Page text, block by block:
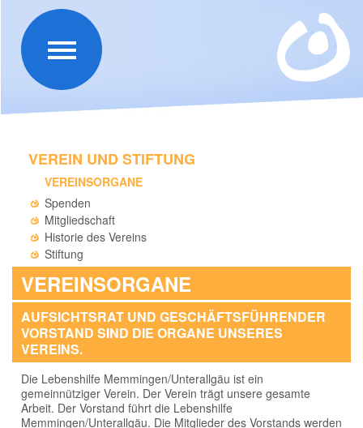
VEREIN UND STIFTUNG
VEREINSORGANE
Spenden
Mitgliedschaft
Historie des Vereins
Stiftung
VEREINSORGANE
AUFSICHTSRAT UND GESCHÄFTSFÜHRENDER
VORSTAND SIND DIE ORGANE UNSERES
VEREINS.
Die Lebenshilfe Memmingen/Unterallgäu ist ein
gemeinnütziger Verein. Der Verein trägt unsere gesamte
Arbeit. Der Vorstand führt die Lebenshilfe
Memmingen/Unterallgäu. Die Mitglieder des Vorstands werden